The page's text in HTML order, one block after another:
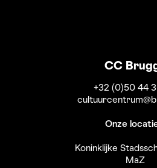
CC
+32 (0)50 44
Onze
Koninklijke
MaZ